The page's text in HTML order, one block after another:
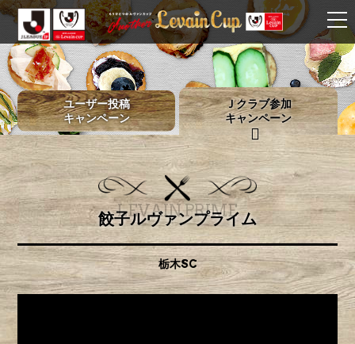
ユーザー投稿
キャンペーン
Ｊクラブ参加
キャンペーン
LEVAIN PRIME
餃子ルヴァンプライム
栃木SC